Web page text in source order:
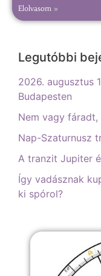
Elolvasom »
Legutóbbi
2026. augusztus
Budapesten
Nem vagy
Nap-Szaturnusz
A tranzit Jupiter
Így vadásznak
ki spórol?